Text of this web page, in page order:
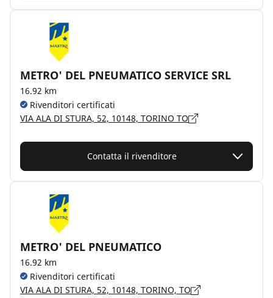
METRO' DEL PNEUMATICO SERVICE SRL
16.92 km
Rivenditori certificati
VIA ALA DI STURA, 52, 10148, TORINO TO
Contatta il rivenditore
METRO' DEL PNEUMATICO
16.92 km
Rivenditori certificati
VIA ALA DI STURA, 52, 10148, TORINO, TO